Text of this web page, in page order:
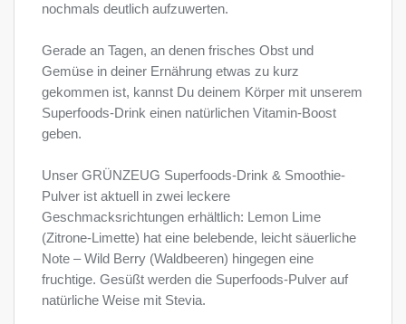
nochmals deutlich aufzuwerten.
Gerade an Tagen, an denen frisches Obst und
Gemüse in deiner Ernährung etwas zu kurz
gekommen ist, kannst Du deinem Körper mit unserem
Superfoods-Drink einen natürlichen Vitamin-Boost
geben.
Unser GRÜNZEUG Superfoods-Drink & Smoothie-
Pulver ist aktuell in zwei leckere
Geschmacksrichtungen erhältlich: Lemon Lime
(Zitrone-Limette) hat eine belebende, leicht säuerliche
Note – Wild Berry (Waldbeeren) hingegen eine
fruchtige. Gesüßt werden die Superfoods-Pulver auf
natürliche Weise mit Stevia.